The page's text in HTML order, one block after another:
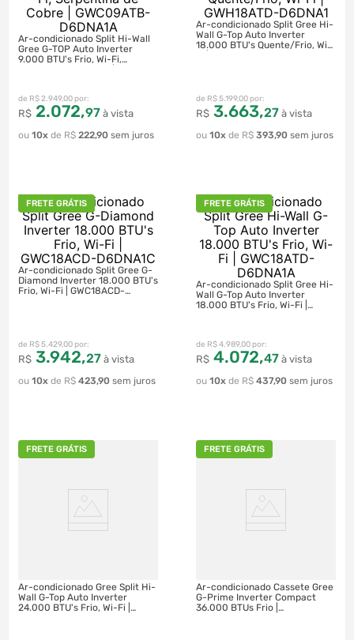
Ar-condicionado Split Hi-Wall
Gree G-TOP Auto Inverter
9.000 BTU's Frio, Wi-Fi,
R$2.949,00
R$ 2.072,97 à vista
10 R$ 222,90
Ar-condicionado Split Gree Hi-
Wall G-Top Auto Inverter
18.000 BTU's Quente/Frio, Wi-
R$5.199,00
R$ 3.663,27 à vista
10 R$ 393,90
FRETE GRÁTIS
Ar-condicionado Split Gree G-
Diamond Inverter 18.000 BTU's
Frio, Wi-Fi | GWC18ACD-
R$5.429,00
R$ 3.942,27 à vista
10 R$ 423,90
FRETE GRÁTIS
Ar-condicionado Split Gree Hi-
Wall G-Top Auto Inverter
18.000 BTU's Frio, Wi-Fi |
R$4.989,00
R$ 4.072,47 à vista
10 R$ 437,90
FRETE GRÁTIS
Ar-condicionado Gree Split Hi-
Wall G-Top Auto Inverter
24.000 BTU's Frio, Wi-Fi |
FRETE GRÁTIS
Ar-condicionado Cassete Gree
G-Prime Inverter Compact
36.000 BTUs Frio |